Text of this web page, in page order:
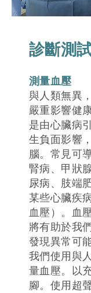
診斷測
測量血壓
與人類無異
嚴重影響健
是由心臟病
生負面影響
腦。常見可
腎病、甲狀
尿病、肢端
某些心臟疾
血壓）。血
將有助於我
發現異常可
我們使用與
量血壓。以
腳。使用超